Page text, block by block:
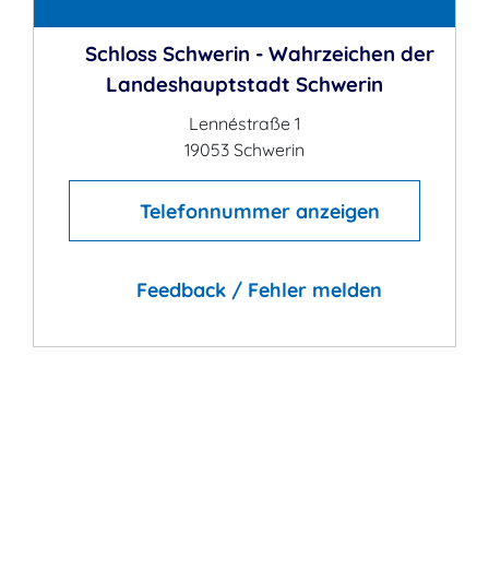
Schloss Schwerin - Wahrzeichen der
Landeshauptstadt Schwerin
Lennéstraße 1
19053 Schwerin
Telefonnummer anzeigen
Feedback / Fehler melden